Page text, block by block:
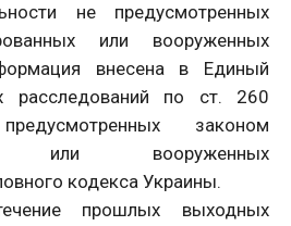
не предусмотренных
или вооруженных
внесена в Единый
расследований по ст. 260
законом
или вооруженных
кодекса Украины.
прошлых выходных